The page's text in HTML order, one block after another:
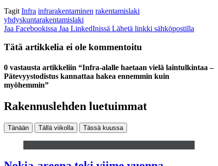
Tagit Infra infrarakentaminen rakentamislaki
yhdyskuntarakentamislaki
Jaa Facebookissa Jaa LinkedInissä Lähetä linkki sähköpostilla
Tätä artikkelia ei ole kommentoitu
0 vastausta artikkeliin “Infra-alalle haetaan vielä laintulkintaa –
Pätevyystodistus kannattaa hakea ennemmin kuin
myöhemmin”
Rakennuslehden luetuimmat
Tänään Tällä viikolla Tässä kuussa